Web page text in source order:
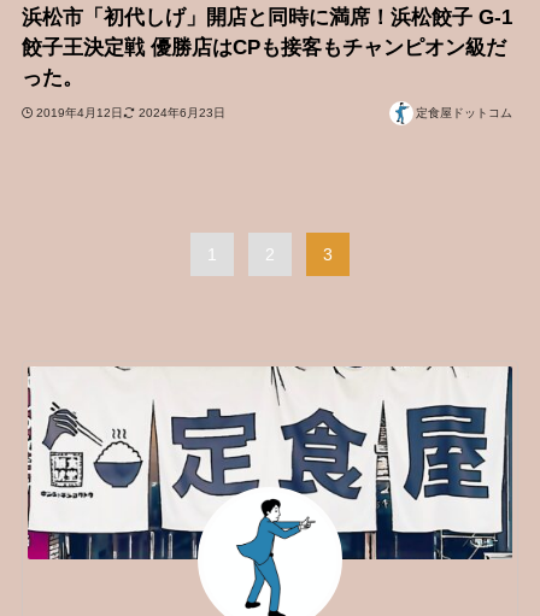
浜松市「初代しげ」開店と同時に満席！浜松餃子 G-1
餃子王決定戦 優勝店はCPも接客もチャンピオン級だ
った。
2019年4月12日 2024年6月23日 定食屋ドットコム
1 2 3